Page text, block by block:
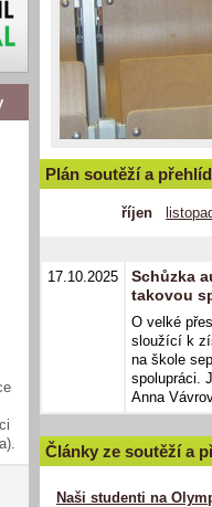
Plán soutěží a
říjen
17.10.2025
Schůzka
takovou
O velké
sloužící k
na škole
spolupráci.
Anna
Články ze soutěží a
Naši studenti na